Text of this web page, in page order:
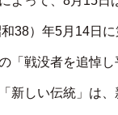
38）年5月14日
「戦没者を追悼
新しい伝統」は